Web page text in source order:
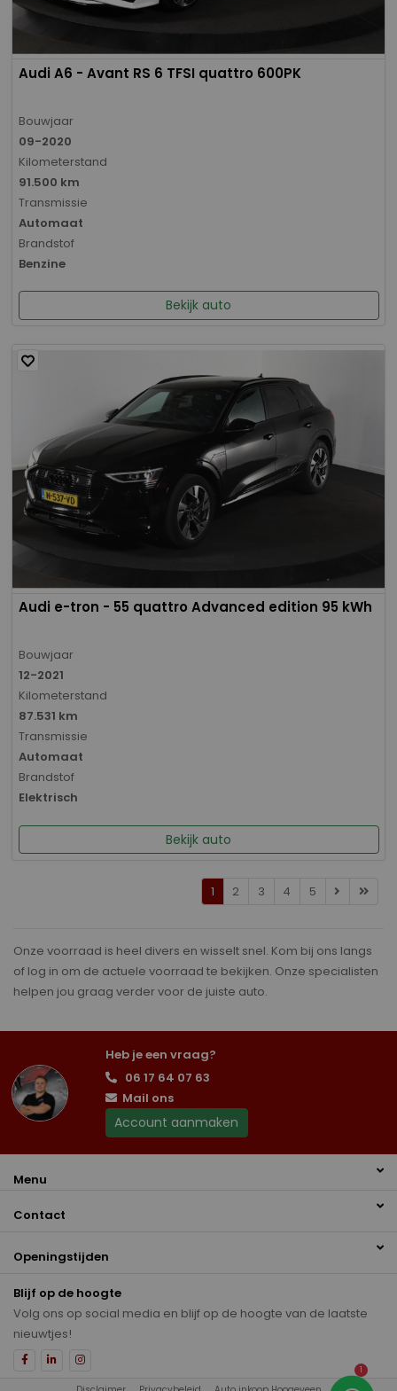
Audi A6 - Avant RS 6 TFSI quattro 600PK
Bouwjaar
09-2020
Kilometerstand
91.500 km
Transmissie
Automaat
Brandstof
Benzine
Bekijk auto
Audi e-tron - 55 quattro Advanced edition 95 kWh
Bouwjaar
12-2021
Kilometerstand
87.531 km
Transmissie
Automaat
Brandstof
Elektrisch
Bekijk auto
1 2 3 4 5
Onze voorraad is heel divers en wisselt snel. Kom bij ons langs
of log in om de actuele voorraad te bekijken. Onze specialisten
helpen jou graag verder voor de juiste auto.
Heb je een vraag?
06 17 64 07 63
Mail ons
Account aanmaken
Menu
Contact
Openingstijden
Blijf op de hoogte
Volg ons op social media en blijf op de hoogte van de laatste
nieuwtjes!
1